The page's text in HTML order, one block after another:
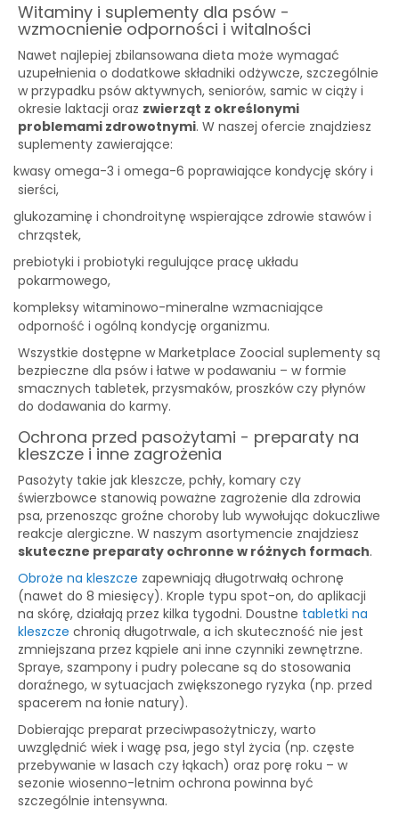
Witaminy i suplementy dla psów -
wzmocnienie odporności i witalności
Nawet najlepiej zbilansowana dieta może wymagać
uzupełnienia o dodatkowe składniki odżywcze, szczególnie
w przypadku psów aktywnych, seniorów, samic w ciąży i
okresie laktacji oraz zwierząt z określonymi
problemami zdrowotnymi. W naszej ofercie znajdziesz
suplementy zawierające:
kwasy omega-3 i omega-6 poprawiające kondycję skóry i
sierści,
glukozaminę i chondroitynę wspierające zdrowie stawów i
chrząstek,
prebiotyki i probiotyki regulujące pracę układu
pokarmowego,
kompleksy witaminowo-mineralne wzmacniające
odporność i ogólną kondycję organizmu.
Wszystkie dostępne w Marketplace Zoocial suplementy są
bezpieczne dla psów i łatwe w podawaniu – w formie
smacznych tabletek, przysmaków, proszków czy płynów
do dodawania do karmy.
Ochrona przed pasożytami - preparaty na
kleszcze i inne zagrożenia
Pasożyty takie jak kleszcze, pchły, komary czy
świerzbowce stanowią poważne zagrożenie dla zdrowia
psa, przenosząc groźne choroby lub wywołując dokuczliwe
reakcje alergiczne. W naszym asortymencie znajdziesz
skuteczne preparaty ochronne w różnych formach.
Obroże na kleszcze zapewniają długotrwałą ochronę
(nawet do 8 miesięcy). Krople typu spot-on, do aplikacji
na skórę, działają przez kilka tygodni. Doustne tabletki na
kleszcze chronią długotrwale, a ich skuteczność nie jest
zmniejszana przez kąpiele ani inne czynniki zewnętrzne.
Spraye, szampony i pudry polecane są do stosowania
doraźnego, w sytuacjach zwiększonego ryzyka (np. przed
spacerem na łonie natury).
Dobierając preparat przeciwpasożytniczy, warto
uwzględnić wiek i wagę psa, jego styl życia (np. częste
przebywanie w lasach czy łąkach) oraz porę roku – w
sezonie wiosenno-letnim ochrona powinna być
szczególnie intensywna.